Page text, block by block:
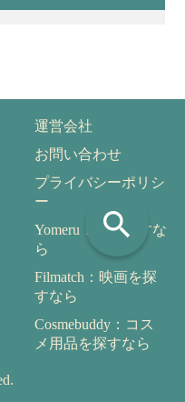
search
運営会社
お問い合わせ
プライバシーポリシ
ー
Yomeru：本を探すな
ら
Filmatch：映画を探
すなら
Cosmebuddy：コス
メ用品を探すなら